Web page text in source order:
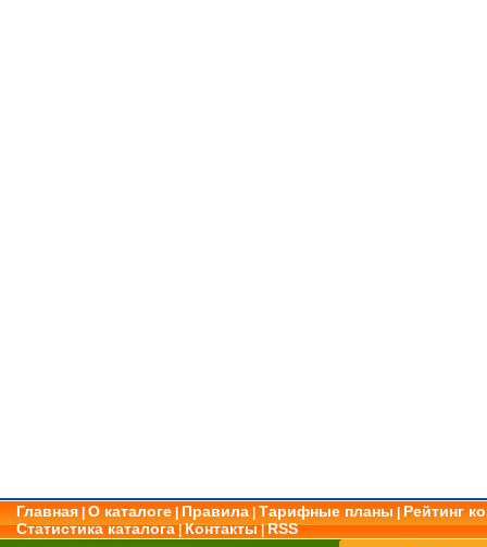
Главная О каталоге Правила Тарифные планы
Рейтинг
Статистика каталога|Контакты|RSS